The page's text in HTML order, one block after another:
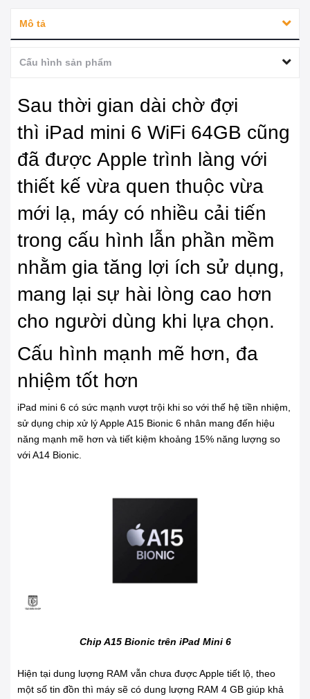
Mô tả
Cấu hình sản phẩm
Sau thời gian dài chờ đợi
thì iPad mini 6 WiFi 64GB cũng
đã được Apple trình làng với
thiết kế vừa quen thuộc vừa
mới lạ, máy có nhiều cải tiến
trong cấu hình lẫn phần mềm
nhằm gia tăng lợi ích sử dụng,
mang lại sự hài lòng cao hơn
cho người dùng khi lựa chọn.
Cấu hình mạnh mẽ hơn, đa
nhiệm tốt hơn
iPad mini 6 có sức mạnh vượt trội khi so với thế hệ tiền nhiệm,
sử dụng chip xử lý Apple A15 Bionic 6 nhân mang đến hiệu
năng mạnh mẽ hơn và tiết kiệm khoảng 15% năng lượng so
với A14 Bionic.
Chip A15 Bionic trên iPad Mini 6
Hiện tại dung lượng RAM vẫn chưa được Apple tiết lộ, theo
một số tin đồn thì máy sẽ có dung lượng RAM 4 GB giúp khả